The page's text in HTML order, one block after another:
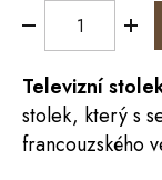
Televizní
stolek, který s
francouzského